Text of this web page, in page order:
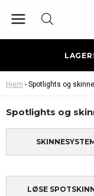
rett
Hjem - Spotlights og
Spotlights og
LØSE